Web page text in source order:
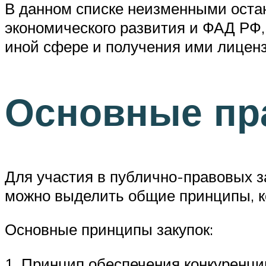
В данном списке неизменными
экономического развития и ФАД
иной сфере и получения ими
Основные
Для участия в публично-правовых
можно выделить общие принципы,
Основные принципы закупок: